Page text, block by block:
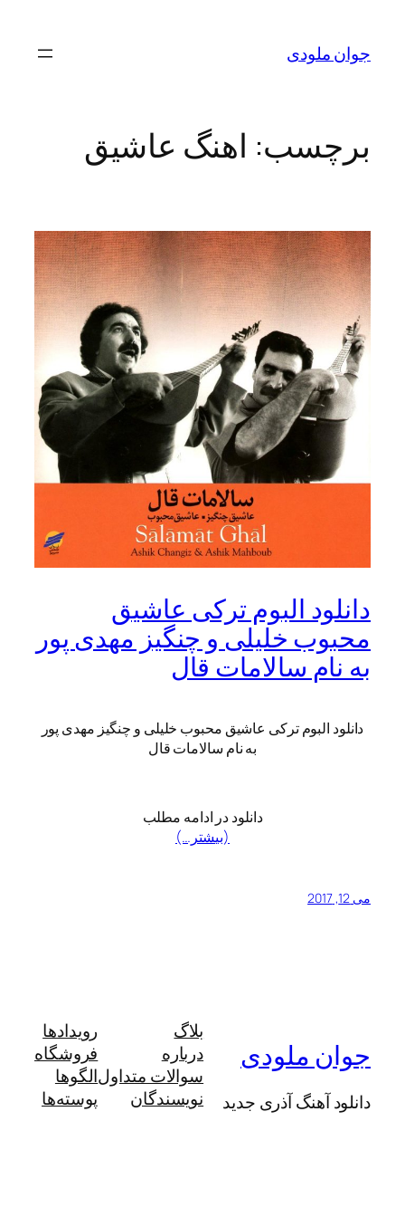
محتواجوان ملودی
برچسب: اهنگ عاشیق
دانلود البوم ترکی عاشیق
محبوب خلیلی و چنگیز مهدی پور
به نام سالامات قال
دانلود البوم ترکی عاشیق محبوب خلیلی و چنگیز مهدی پور
به نام سالامات قال
دانلود در ادامه مطلب
(بیشتر…)
می 12, 2017
جوان ملودی
دانلود آهنگ آذری جدید
بلاگ
درباره
سوالات متداول
نویسندگان
رویدادها
فروشگاه
الگوها
پوسته‌ها